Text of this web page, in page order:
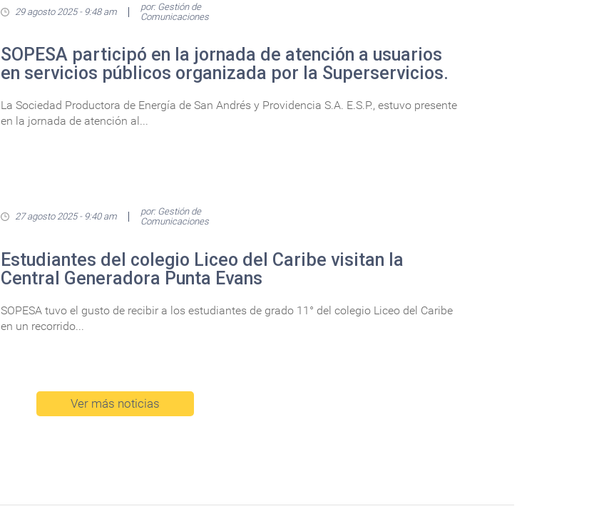
29 agosto 2025 - 9:48 am
por: Gestión de
Comunicaciones
SOPESA participó en la jornada de atención a usuarios
en servicios públicos organizada por la Superservicios.
La Sociedad Productora de Energía de San Andrés y Providencia S.A. E.S.P., estuvo presente
en la jornada de atención al...
27 agosto 2025 - 9:40 am
por: Gestión de
Comunicaciones
Estudiantes del colegio Liceo del Caribe visitan la
Central Generadora Punta Evans
SOPESA tuvo el gusto de recibir a los estudiantes de grado 11° del colegio Liceo del Caribe
en un recorrido...
Ver más noticias